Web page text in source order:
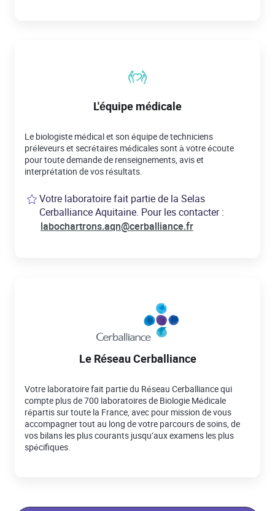
L'équipe médicale
Le biologiste médical et son équipe de techniciens
préleveurs et secrétaires médicales sont à votre écoute
pour toute demande de renseignements, avis et
interprétation de vos résultats.
Votre laboratoire fait partie de la Selas
Cerballiance Aquitaine. Pour les contacter :
labochartrons.aqn@cerballiance.fr
Le Réseau Cerballiance
Votre laboratoire fait partie du Réseau Cerballiance qui
compte plus de 700 laboratoires de Biologie Médicale
répartis sur toute la France, avec pour mission de vous
accompagner tout au long de votre parcours de soins, de
vos bilans les plus courants jusqu’aux examens les plus
spécifiques.